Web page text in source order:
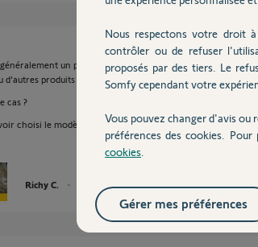
un produit IO quand on a un équipement
d'autres produits IO et qu'on veut limiter le nombre de
cas ?
choisi le modèle IO ?
Richy C. il y a environ 8 ans
Nous respectons votre droit
contrôler ou de refuser
proposés par des tiers. Le
Somfy cependant votre
Vous pouvez changer d'avis
préférences des cookies.
cookies
Gérer mes préférences